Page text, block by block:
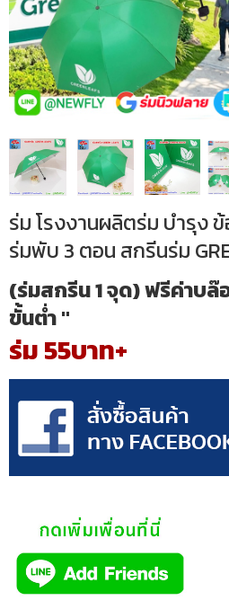
ร่ม โรงงานผลิตร่ม บำรุง
ร่มพับ 3 ตอน สกรีนร่ม
(ร่มสกรีน 1 จุด) ฟรีค่าบ
ขั้นต่ำ "
ร่ม 55บาท+